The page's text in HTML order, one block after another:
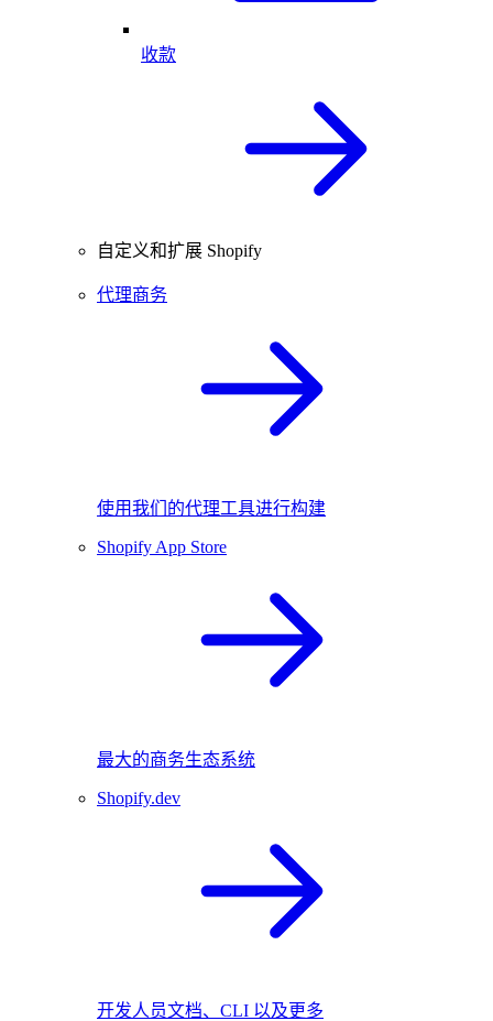
收款
自定义和扩展 Shopify
代理商务
使用我们的代理工具进行构建
Shopify App Store
最大的商务生态系统
Shopify.dev
开发人员文档、CLI 以及更多